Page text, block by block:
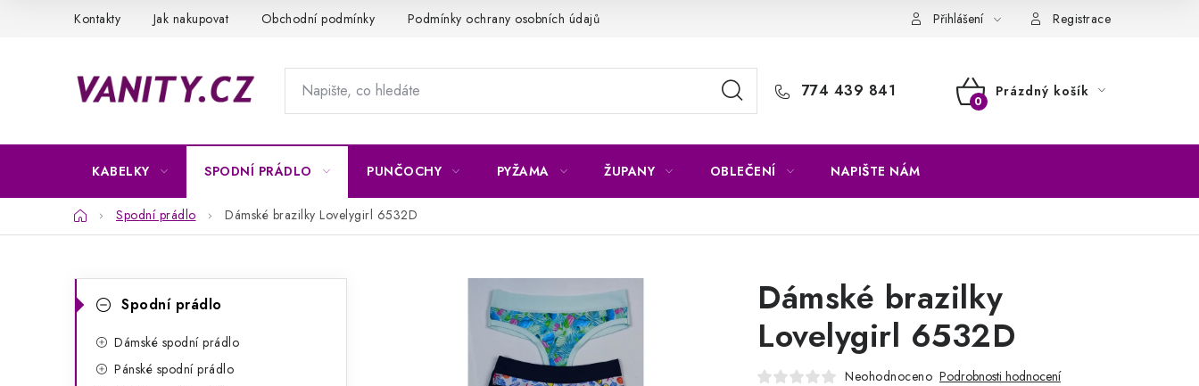
Kontakty Jak nakupovat Obchodní podmínky Podmínky ochrany osobních údajů Přihlášení Registrace
774 439 841
NÁKUPNÍ
Prázdný košík
KABELKY SPODNÍ PRÁDLO PUNČOCHY PYŽAMA ŽUPANY OBLEČENÍ NAPIŠTE NÁM
DomůSpodní prádlo Dámské brazilky Lovelygirl 6532D
P
kategorie
K
a
Spodní prádlo
Dámské spodní prádlo
Pánské spodní prádlo
Dámské brazilky
Lovelygirl 6532D
Neohodnoceno Podrobnosti hodnocení